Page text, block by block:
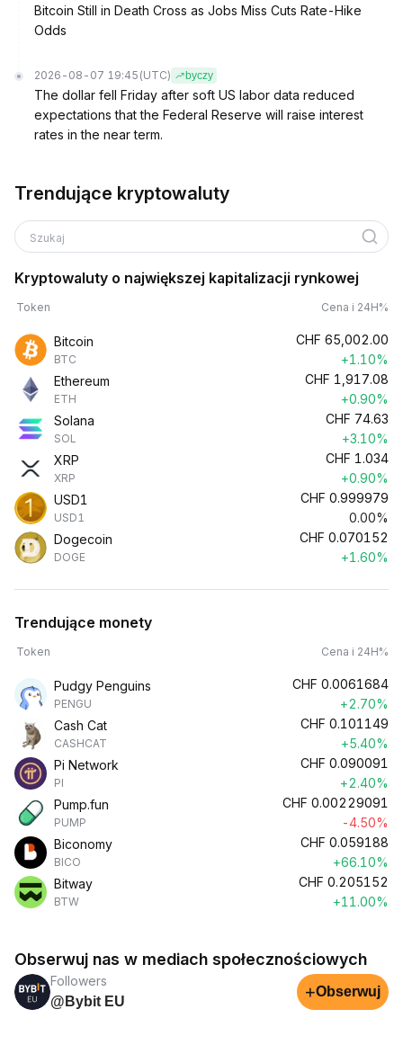
Bitcoin Still in Death Cross as Jobs Miss Cuts Rate-Hike
Odds
2026-08-07 19:45 (UTC) byczy
The dollar fell Friday after soft US labor data reduced
expectations that the Federal Reserve will raise interest
rates in the near term.
Trendujące kryptowaluty
Szukaj
Kryptowaluty o największej kapitalizacji rynkowej
Token Cena i 24H%
Bitcoin
BTC
CHF 65,002.00
+1.10%
Ethereum
ETH
CHF 1,917.08
+0.90%
Solana
SOL
CHF 74.63
+3.10%
XRP
XRP
CHF 1.034
+0.90%
USD1
USD1
CHF 0.999979
0.00%
Dogecoin
DOGE
CHF 0.070152
+1.60%
Trendujące monety
Token Cena i 24H%
Pudgy Penguins
PENGU
CHF 0.0061684
+2.70%
Cash Cat
CASHCAT
CHF 0.101149
+5.40%
Pi Network
PI
CHF 0.090091
+2.40%
Pump.fun
PUMP
CHF 0.00229091
-4.50%
Biconomy
BICO
CHF 0.059188
+66.10%
Bitway
BTW
CHF 0.205152
+11.00%
Obserwuj nas w mediach społecznościowych
Followers
@Bybit EU
+Obserwuj